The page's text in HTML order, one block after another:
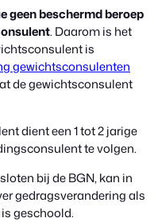
geen beschermd beroep
. Daarom is het
is
gewichtsconsulenten
de gewichtsconsulent
dient een 1 tot 2 jarige
te volgen.
bij de BGN, kan in
gedragsverandering als
geschoold.